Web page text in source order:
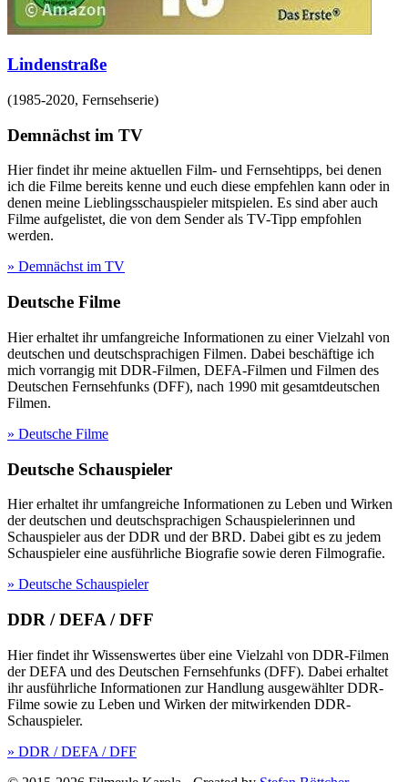
Lindenstraße
(1985-2020, Fernsehserie)
Demnächst im TV
Hier findet ihr meine aktuellen Film- und Fernsehtipps, bei denen
ich die Filme bereits kenne und euch diese empfehlen kann oder in
denen meine Lieblingsschauspieler mitspielen. Es sind aber auch
Filme aufgelistet, die von dem Sender als TV-Tipp empfohlen
werden.
» Demnächst im TV
Deutsche Filme
Hier erhaltet ihr umfangreiche Informationen zu einer Vielzahl von
deutschen und deutschsprachigen Filmen. Dabei beschäftige ich
mich vorrangig mit DDR-Filmen, DEFA-Filmen und Filmen des
Deutschen Fernsehfunks (DFF), nach 1990 mit gesamtdeutschen
Filmen.
» Deutsche Filme
Deutsche Schauspieler
Hier erhaltet ihr umfangreiche Informationen zu Leben und Wirken
der deutschen und deutschsprachigen Schauspielerinnen und
Schauspieler aus der DDR und der BRD. Dabei gibt es zu jedem
Schauspieler eine ausführliche Biografie sowie deren Filmografie.
» Deutsche Schauspieler
DDR / DEFA / DFF
Hier findet ihr Wissenswertes über eine Vielzahl von DDR-Filmen
der DEFA und des Deutschen Fernsehfunks (DFF). Dabei erhaltet
ihr ausführliche Informationen zur Handlung ausgewählter DDR-
Filme sowie zu Leben und Wirken der mitwirkenden DDR-
Schauspieler.
» DDR / DEFA / DFF